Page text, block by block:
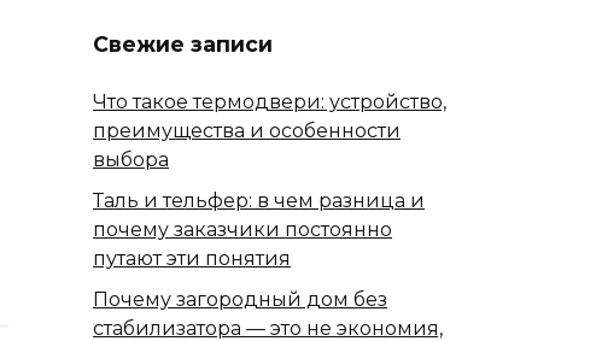
Свежие записи
Что такое термодвери: устройство,
преимущества и особенности
выбора
Таль и тельфер: в чем разница и
почему заказчики постоянно
путают эти понятия
Почему загородный дом без
стабилизатора — это не экономия,